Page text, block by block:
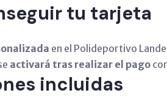
tu tarjeta
en el Polideportivo
activará tras realizar el pago
incluidas